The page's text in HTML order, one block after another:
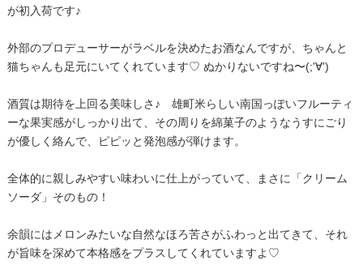
が初入荷です♪
外部のプロデューサーがラベルを決めたお酒なんですが、ちゃんと
猫ちゃんも足元にいてくれています♡ ぬかりないですね〜(;'∀')
酒質は期待を上回る美味しさ♪ 雄町米らしい南国っぽいフルーティ
ーな果実感がしっかり出て、その周りを綿菓子のようなうすにごり
が優しく絡んで、ピピッと発泡感が弾けます。
全体的に親しみやすい味わいに仕上がっていて、まさに「クリーム
ソーダ」そのもの！
余韻にはメロンみたいな自然なほろ苦さがふわっと出てきて、それ
が旨味を深めて本格感をプラスしてくれていますよ♡